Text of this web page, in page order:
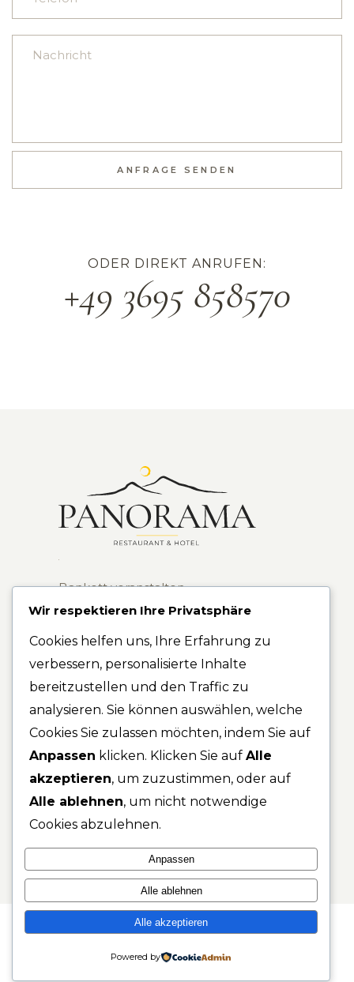
ANFRAGE SENDEN
ODER DIREKT ANRUFEN:
+49 3695 858570
Bankett veranstalten
Übernachten vor Ort
VERANSTALTUNGEN
RESTAURANT
KONTAKT
DATENSCHUTZERKLÄRUNG
IMPRESSUM
©PANORAMA HOTEL „AM FRANKENSTEIN“
Wir respektieren Ihre Privatsphäre
Cookies helfen uns, Ihre Erfahrung zu
verbessern, personalisierte Inhalte
bereitzustellen und den Traffic zu
analysieren. Sie können auswählen, welche
Cookies Sie zulassen möchten, indem Sie auf
Anpassen klicken. Klicken Sie auf Alle
akzeptieren, um zuzustimmen, oder auf
Alle ablehnen, um nicht notwendige
Cookies abzulehnen.
Anpassen
Alle ablehnen
Alle akzeptieren
Powered by